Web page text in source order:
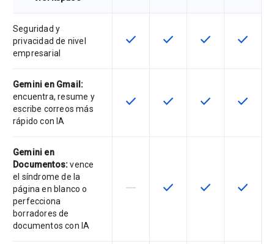
Seguridad y
privacidad de nivel
empresarial
Esta función está disponible para
check Esta función está
check Esta función
check Esta
check
Gemini en Gmail:
encuentra, resume y
escribe correos más
rápido con IA
Esta función está disponible para
check Esta función está
check Esta función
check Esta
check
Gemini en
Documentos:vence
el síndrome de la
página en blanco o
perfecciona
borradores de
documentos con IA
Esta función no es compatible con
horizontal_rule Esta función está
check Esta función
check Esta
check